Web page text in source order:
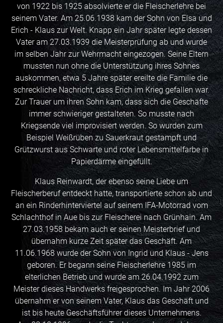
von 1922 bis 1925 absolvierte er die Fleischerlehre bei
seinem Vater. Am 25.06.1938 kam der Sohn von Elsa und
Erich - Klaus zur Welt. Knapp ein Jahr später legte dessen
Vater am 27.03.1939 die Meisterprüfung ab und wurde
im selben Jahr zur Wehrmacht eingezogen. Seine Eltern
mussten nun ohne die Unterstützung ihres Sohnes
auskommen, etwa 5 Jahre später ereilte die Familie die
schreckliche Nachricht, dass Erich im Krieg gefallen war.
Zur Trauer um ihren Sohn kam, dass sich die Geschäfte
immer schwieriger gestalteten. So musste nach
Kriegsende viel improvisiert werden. So wurden zum
Beispiel Weißrüben zu Sauerkraut gestampft und
Grützwurst aus Schwarte und roter Lebensmittelfarbe in
Papierdärme eingefüllt.
Klaus Reinwardt, der ebenso seine Liebe um
Fleischerberuf entdeckt hatte, transportierte schon ab und
an ein Rinderhinterviertel auf seinem IFA-Motorrad vom
Schlachthof in Aue bis zur Fleischerei nach Grünhain. Am
27.03.1958 bekam auch er seinen Meisterbrief und
übernahm kurze Zeit später das Geschäft. Am
11.06.1968 wurde der Sohn von Ingrid und Klaus - Jens
geboren. Er begann seine Fleischerlehre 1985 im
elterlichen Betrieb und wurde am 26.04.1992 zum
Meister dieses Handwerks freigesprochen. Im Jahr 2006
übernahm er von seinem Vater, Klaus das Geschäft und
ist bis heute Geschäftsführer dieses Unternehmens.